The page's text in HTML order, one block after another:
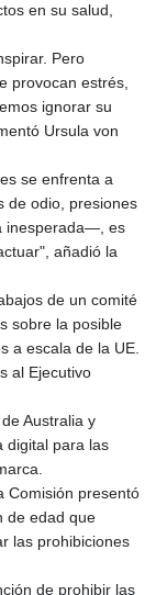
en su salud,
Pero
provocan estrés,
ignorar su
Ursula von
se enfrenta a
de odio, presiones
inesperada—, es
añadió la
de un comité
sobre la posible
a escala de la UE.
al Ejecutivo
Australia y
digital para las
Comisión presentó
de edad que
las prohibiciones
de prohibir las